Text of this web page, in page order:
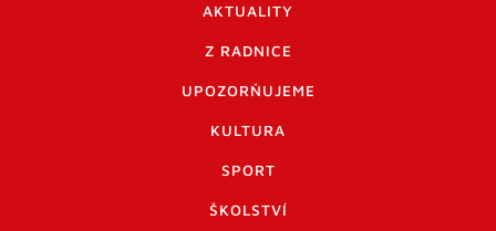
AKTUALITY
Z RADNICE
UPOZORŇUJEME
KULTURA
SPORT
ŠKOLSTVÍ